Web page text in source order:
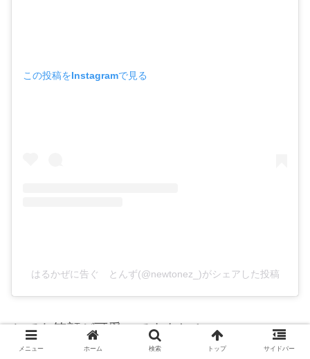
この投稿をInstagramで見る
はるかぜに告ぐ とんず(@newtonez_)がシェアした投稿
とても笑顔が可愛いですよね！
メニュー ホーム 検索 トップ サイドバー